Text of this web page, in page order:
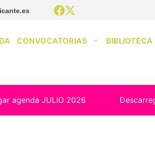
CONVOCATORIAS
agenda JULIO 2026